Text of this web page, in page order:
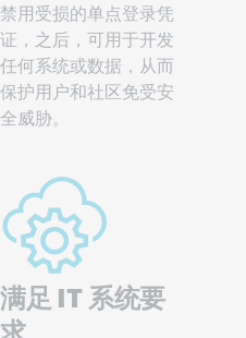
禁用受损的单点登录凭
证，之后，可用于开发
任何系统或数据，从而
保护用户和社区免受安
全威胁。
满足 IT 系统要
求